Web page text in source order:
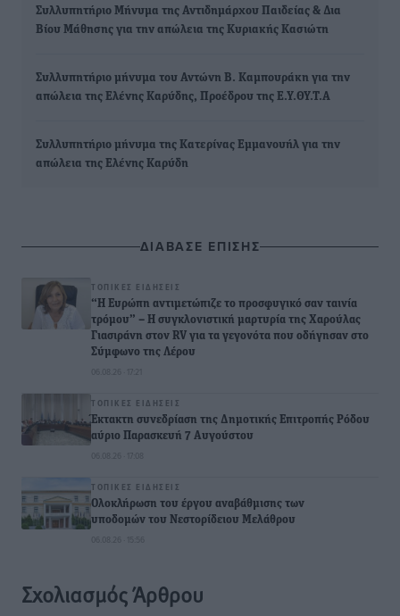
Συλλυπητήριο Μήνυμα της Αντιδημάρχου Παιδείας & Δια
Βίου Μάθησης για την απώλεια της Κυριακής Κασιώτη
Συλλυπητήριο μήνυμα του Αντώνη Β. Καμπουράκη για την
απώλεια της Ελένης Καρύδης, Προέδρου της Ε.Υ.ΘΥ.Τ.Α
Συλλυπητήριο μήνυμα της Κατερίνας Εμμανουήλ για την
απώλεια της Ελένης Καρύδη
ΔΙΑΒΑΣΕ ΕΠΙΣΗΣ
ΤΟΠΙΚΈΣ ΕΙΔΉΣΕΙΣ
“Η Ευρώπη αντιμετώπιζε το προσφυγικό σαν ταινία
τρόμου” – Η συγκλονιστική μαρτυρία της Χαρούλας
Γιασιράνη στον RV για τα γεγονότα που οδήγησαν στο
Σύμφωνο της Λέρου
06.08.26 · 17:21
ΤΟΠΙΚΈΣ ΕΙΔΉΣΕΙΣ
Έκτακτη συνεδρίαση της Δημοτικής Επιτροπής Ρόδου
αύριο Παρασκευή 7 Αυγούστου
06.08.26 · 17:08
ΤΟΠΙΚΈΣ ΕΙΔΉΣΕΙΣ
Ολοκλήρωση του έργου αναβάθμισης των
υποδομών του Νεστορίδειου Μελάθρου
06.08.26 · 15:56
Σχολιασμός Άρθρου